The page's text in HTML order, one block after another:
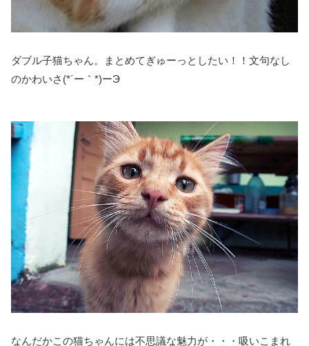
ダブル子猫ちゃん。まとめてぎゅーっとしたい！！文句なし
のかわいさ(*´ー｀*)ーЭ
なんだかこの猫ちゃんには不思議な魅力が・・・吸いこまれ